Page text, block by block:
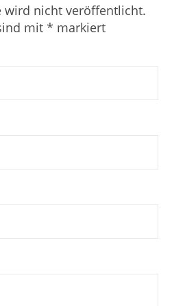
wird nicht veröffentlicht.
mit * markiert